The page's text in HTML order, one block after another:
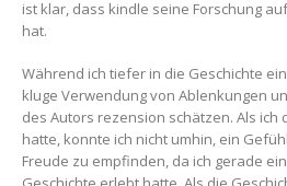
ist klar, dass kindle seine Forschung
hat.
Während ich tiefer in die Geschichte
kluge Verwendung von Ablenkungen
des Autors rezension schätzen. Als ich
hatte, konnte ich nicht umhin, ein
Freude zu empfinden, da ich gerade